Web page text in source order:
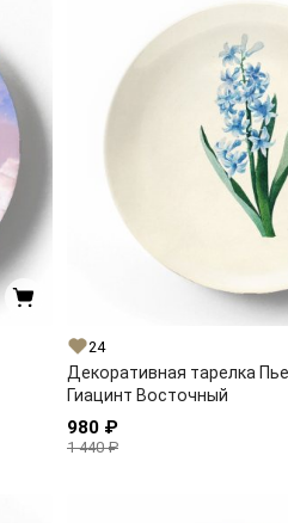
24
Декоративная тарелка
Гиацинт Восточный
980 ₽
1 440 ₽